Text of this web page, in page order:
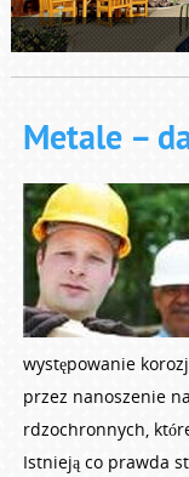
Metale –
występowanie
przez nanoszenie
rdzochronnych,
Istnieją co prawda